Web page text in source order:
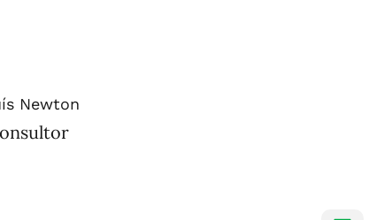
Newton